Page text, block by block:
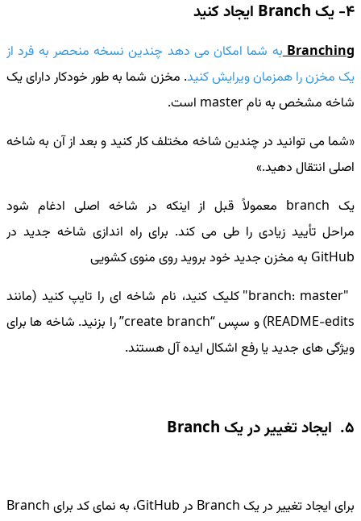
4- یک Branch ایجاد کنید
Branching به شما امکان می دهد چندین نسخه منحصر به فرد از
یک مخزن را همزمان ویرایش کنید. مخزن شما به طور خودکار دارای یک
شاخه مشخص به نام master است.
شما می توانید در چندین شاخه مختلف کار کنید و بعد از آن به شاخه
اصلی انتقال دهید.
یک branch معمولاً قبل از اینکه در شاخه اصلی ادغام شود
مراحل تأیید زیادی را طی می کند. برای راه اندازی شاخه جدید در
GitHub به مخزن جدید خود بروید روی منوی کشویی
"branch: master" کلیک کنید، نام شاخه ای را تایپ کنید (مانند
README-edits) و سپس “create branch” را بزنید. شاخه ها برای
ویژگی های جدید یا رفع اشکال ایده آل هستند.
5. ایجاد تغییر در یک Branch
برای ایجاد تغییر در یک Branch در GitHub، به نمای کد برای Branch